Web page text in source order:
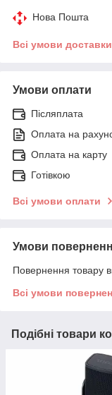
Нова Пошта
Всі умови доставки
Умови оплати
Післяплата
Оплата на
Оплата на карту
Готівкою
Всі умови оплати
Умови
Повернення товару
Всі умови
Подібні товари